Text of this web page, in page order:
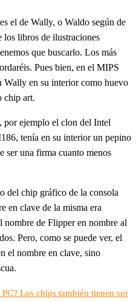
el de Wally, o Waldo según de
los libros de ilustraciones
que buscarlo. Los más
Pues bien, en el MIPS
en su interior como huevo
chip art.
por ejemplo el clon del Intel
tenía en su interior un pepino
ser una firma cuanto menos
del chip gráfico de la consola
en clave de la misma era
de Flipper en nombre al
Pero, como se puede ver, el
el nombre en clave, sino
PC? Los chips también tienen sor